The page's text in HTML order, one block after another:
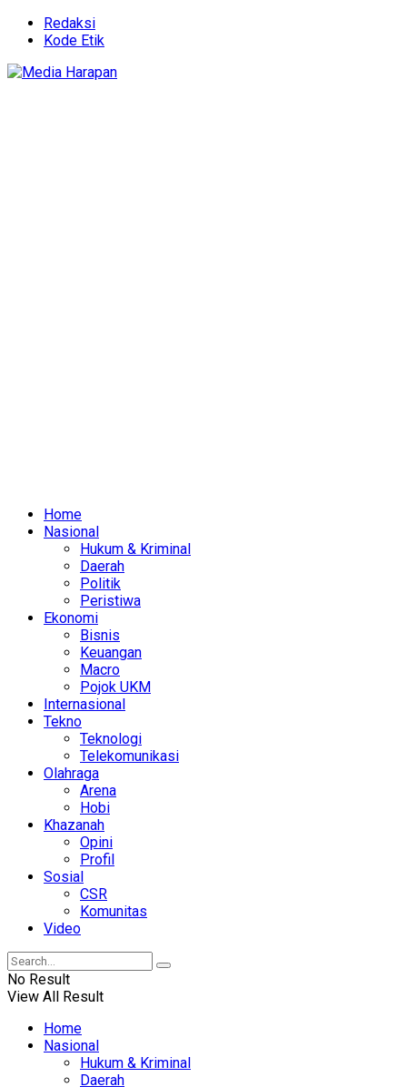
Redaksi
Kode Etik
Home
Nasional
Hukum & Kriminal
Daerah
Politik
Peristiwa
Ekonomi
Bisnis
Keuangan
Macro
Pojok UKM
Internasional
Tekno
Teknologi
Telekomunikasi
Olahraga
Arena
Hobi
Khazanah
Opini
Profil
Sosial
CSR
Komunitas
Video
No Result
View All Result
Home
Nasional
Hukum & Kriminal
Daerah